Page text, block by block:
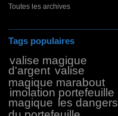
Toutes les archives
Tags populaires
valise magique
d'argent valise
magique marabout
imolation portefeuille
magique les dangers